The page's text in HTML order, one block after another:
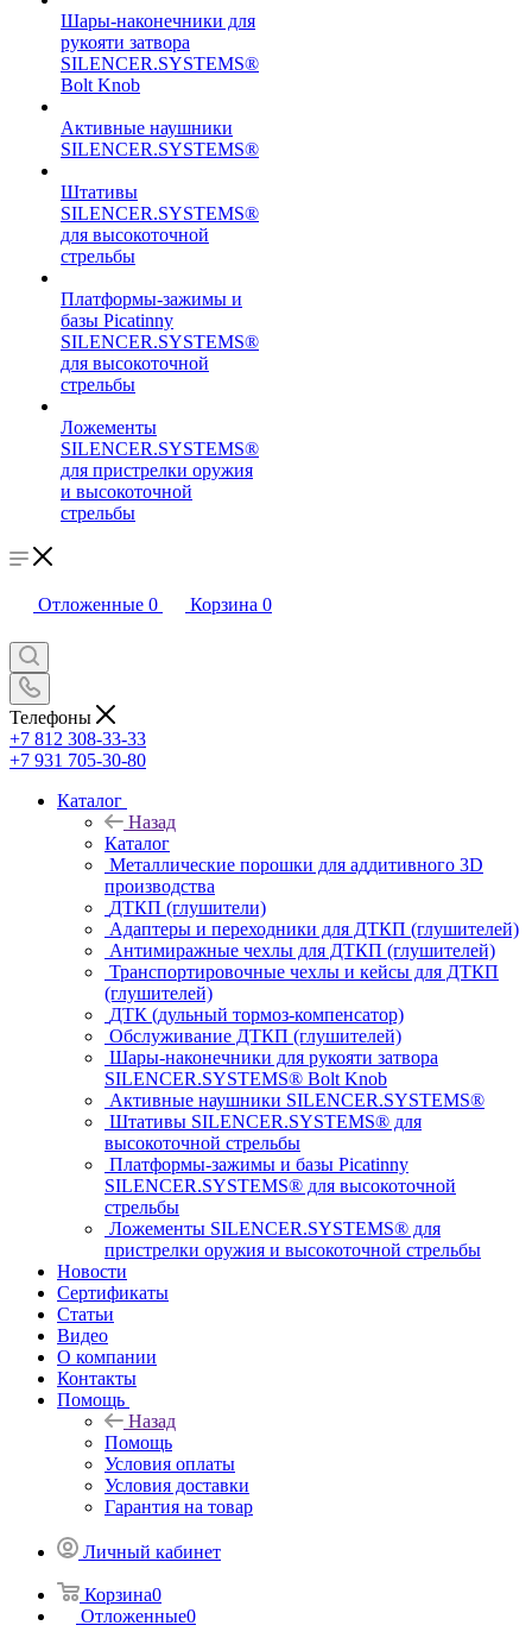
Шары-наконечники для
рукояти затвора
SILENCER.SYSTEMS®
Bolt Knob
Активные наушники
SILENCER.SYSTEMS®
Штативы
SILENCER.SYSTEMS®
для высокоточной
стрельбы
Платформы-зажимы и
базы Picatinny
SILENCER.SYSTEMS®
для высокоточной
стрельбы
Ложементы
SILENCER.SYSTEMS®
для пристрелки оружия
и высокоточной
стрельбы
Отложенные 0 Корзина 0
Телефоны
+7 812 308-33-33
+7 931 705-30-80
Каталог
Назад
Каталог
Металлические порошки для аддитивного 3D
производства
ДТКП (глушители)
Адаптеры и переходники для ДТКП (глушителей)
Антимиражные чехлы для ДТКП (глушителей)
Транспортировочные чехлы и кейсы для ДТКП
(глушителей)
ДТК (дульный тормоз-компенсатор)
Обслуживание ДТКП (глушителей)
Шары-наконечники для рукояти затвора
SILENCER.SYSTEMS® Bolt Knob
Активные наушники SILENCER.SYSTEMS®
Штативы SILENCER.SYSTEMS® для
высокоточной стрельбы
Платформы-зажимы и базы Picatinny
SILENCER.SYSTEMS® для высокоточной
стрельбы
Ложементы SILENCER.SYSTEMS® для
пристрелки оружия и высокоточной стрельбы
Новости
Сертификаты
Статьи
Видео
О компании
Контакты
Помощь
Назад
Помощь
Условия оплаты
Условия доставки
Гарантия на товар
Личный кабинет
Корзина0
Отложенные0